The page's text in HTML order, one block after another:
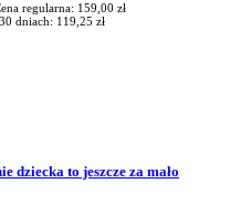
regularna: 159,00 zł
dniach: 119,25 zł
dziecka to jeszcze za mało